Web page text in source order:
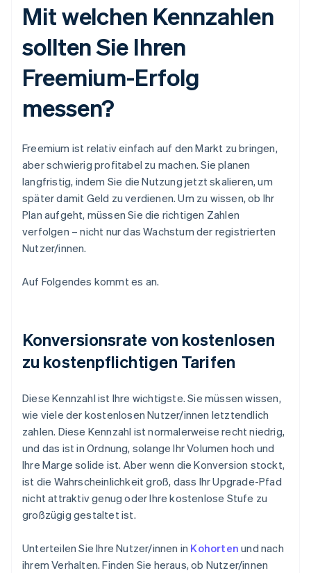
Mit welchen Kennzahlen
sollten Sie Ihren
Freemium-Erfolg
messen?
Freemium ist relativ einfach auf den Markt zu bringen,
aber schwierig profitabel zu machen. Sie planen
langfristig, indem Sie die Nutzung jetzt skalieren, um
später damit Geld zu verdienen. Um zu wissen, ob Ihr
Plan aufgeht, müssen Sie die richtigen Zahlen
verfolgen – nicht nur das Wachstum der registrierten
Nutzer/innen.
Auf Folgendes kommt es an.
Konversionsrate von kostenlosen
zu kostenpflichtigen Tarifen
Diese Kennzahl ist Ihre wichtigste. Sie müssen wissen,
wie viele der kostenlosen Nutzer/innen letztendlich
zahlen. Diese Kennzahl ist normalerweise recht niedrig,
und das ist in Ordnung, solange Ihr Volumen hoch und
Ihre Marge solide ist. Aber wenn die Konversion stockt,
ist die Wahrscheinlichkeit groß, dass Ihr Upgrade-Pfad
nicht attraktiv genug oder Ihre kostenlose Stufe zu
großzügig gestaltet ist.
Unterteilen Sie Ihre Nutzer/innen in Kohorten und nach
ihrem Verhalten. Finden Sie heraus, ob Nutzer/innen